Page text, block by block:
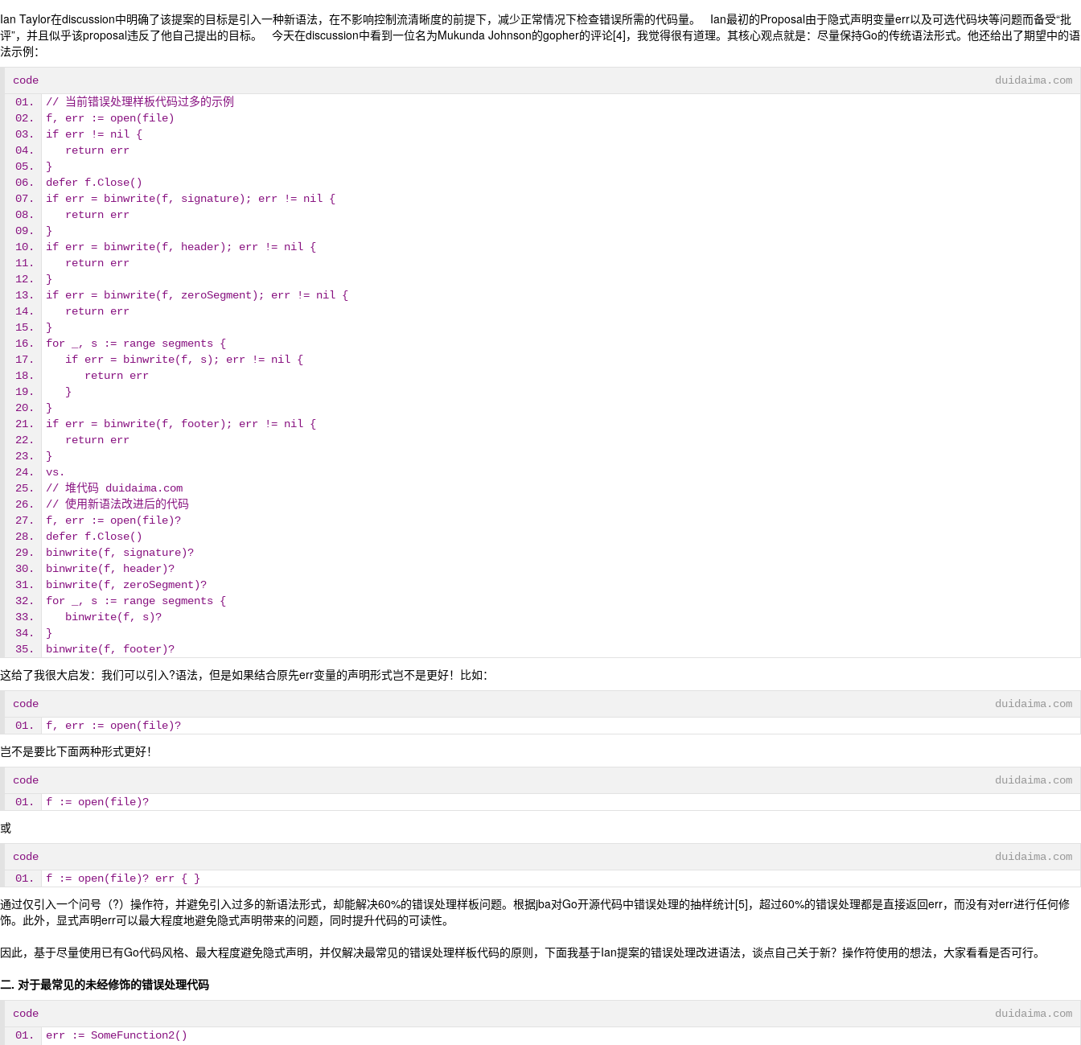
Ian Taylor在discussion中明确了该提案的目标是引入一种新语法，在不影响控制流清晰度的前提下，减少正常情况下检查错误所需的代码量。 Ian最初的Proposal由于隐式声明变量err以及可选代码块等问题而备受“批
评”，并且似乎该proposal违反了他自己提出的目标。 今天在discussion中看到一位名为Mukunda Johnson的gopher的评论[4]，我觉得很有道理。其核心观点就是：尽量保持Go的传统语法形式。他还给出了期望中的语
法示例：
code
duidaima.com
// 当前错误处理样板代码过多的示例
f, err := open(file)
if err != nil {
   return err
}
defer f.Close()
if err = binwrite(f, signature); err != nil {
   return err
}
if err = binwrite(f, header); err != nil {
   return err
}
if err = binwrite(f, zeroSegment); err != nil {
   return err
}
for _, s := range segments {
   if err = binwrite(f, s); err != nil {
      return err
   }
}
if err = binwrite(f, footer); err != nil {
   return err
}
vs.
// 堆代码 duidaima.com
// 使用新语法改进后的代码
f, err := open(file)?
defer f.Close()
binwrite(f, signature)?
binwrite(f, header)?
binwrite(f, zeroSegment)?
for _, s := range segments {
   binwrite(f, s)?
}
binwrite(f, footer)?
这给了我很大启发：我们可以引入?语法，但是如果结合原先err变量的声明形式岂不是更好！比如：
code
duidaima.com
f, err := open(file)?
岂不是要比下面两种形式更好！
code
duidaima.com
f := open(file)?
或
code
duidaima.com
f := open(file)? err { }
通过仅引入一个问号（?）操作符，并避免引入过多的新语法形式，却能解决60%的错误处理样板问题。根据jba对Go开源代码中错误处理的抽样统计[5]，超过60%的错误处理都是直接返回err，而没有对err进行任何修
饰。此外，显式声明err可以最大程度地避免隐式声明带来的问题，同时提升代码的可读性。
因此，基于尽量使用已有Go代码风格、最大程度避免隐式声明，并仅解决最常见的错误处理样板代码的原则，下面我基于Ian提案的错误处理改进语法，谈点自己关于新？操作符使用的想法，大家看看是否可行。
二. 对于最常见的未经修饰的错误处理代码
code
duidaima.com
err := SomeFunction2()